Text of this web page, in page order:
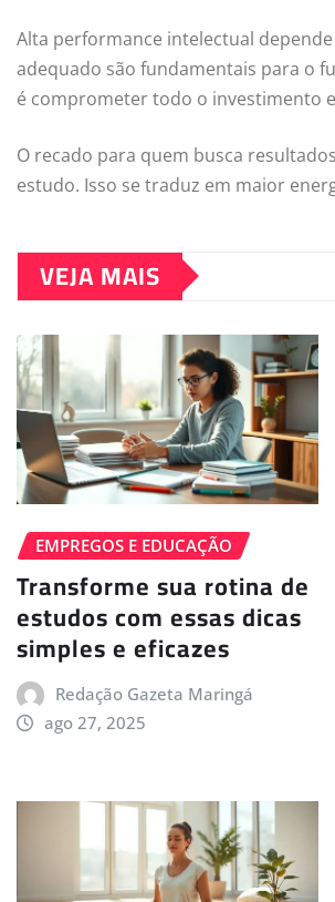
Alta performance intelectual
adequado são fundamentais para o
é comprometer todo o investimento
O recado para quem busca
estudo. Isso se traduz em maior
VEJA MAIS
EMPREGOS E EDUCAÇÃO
Transforme sua rotina de
estudos com essas dicas
simples e eficazes
Redação Gazeta Maringá
ago 27, 2025